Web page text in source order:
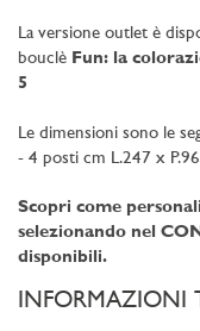
La versione outlet è
bouclè Fun: la
5
Le dimensioni sono le
- 4 posti cm L.247 x
Scopri come
selezionando nel
disponibili.
INFORMAZIONI